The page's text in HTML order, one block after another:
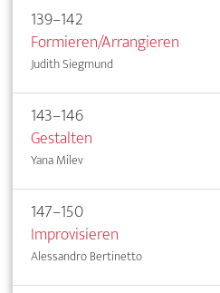
139–142
Formieren/Arrangieren
Judith Siegmund
143–146
Gestalten
Yana Milev
147–150
Improvisieren
Alessandro Bertinetto